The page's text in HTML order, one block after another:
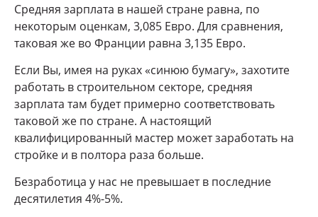
Средняя зарплата в нашей стране равна, по
некоторым оценкам, 3,085 Евро. Для сравнения,
таковая же во Франции равна 3,135 Евро.
Если Вы, имея на руках «синюю бумагу», захотите
работать в строительном секторе, средняя
зарплата там будет примерно соответствовать
таковой же по стране. А настоящий
квалифицированный мастер может заработать на
стройке и в полтора раза больше.
Безработица у нас не превышает в последние
десятилетия 4%-5%.